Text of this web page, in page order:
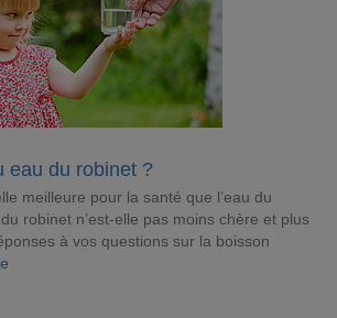
eau du robinet ?
meilleure pour la santé que l’eau du
robinet n’est-elle pas moins chère et plus
à vos questions sur la boisson